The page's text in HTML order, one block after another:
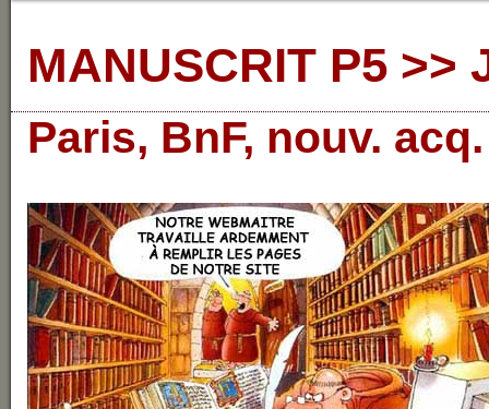
MANUSCRIT P5
Paris, BnF, nouv.